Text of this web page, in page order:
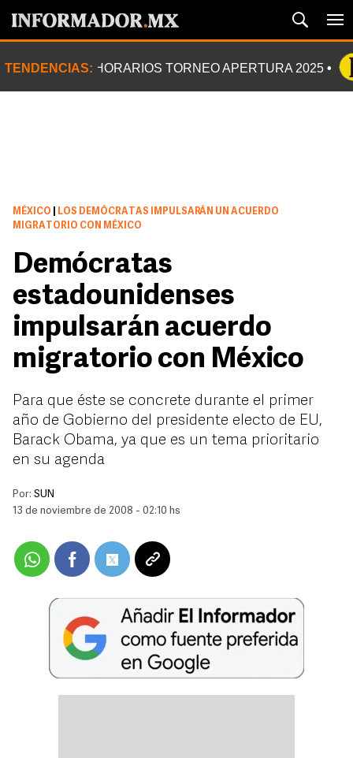
TENDENCIAS: HORARIOS TORNEO APERTURA 2025
MÉXICO
LOS DEMÓCRATAS IMPULSARÁN UN ACUERDO
MIGRATORIO CON MÉXICO
Demócratas
estadounidenses
impulsarán acuerdo
migratorio con México
Para que éste se concrete durante el primer
año de Gobierno del presidente electo de EU,
Barack Obama, ya que es un tema prioritario
en su agenda
Por: SUN
13 de noviembre de 2008 - 02:10 hs